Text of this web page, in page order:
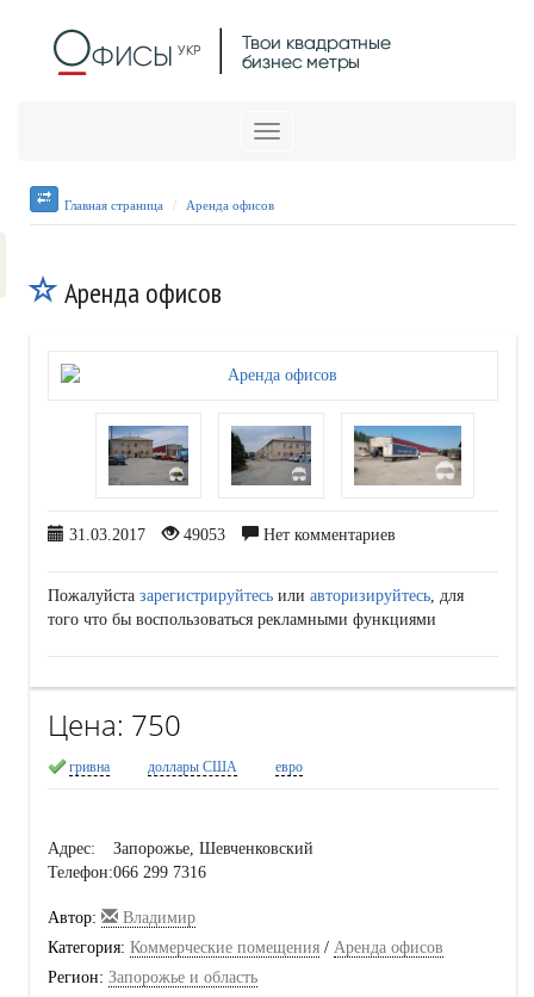
Меню
Главная страница Аренда офисов
Аренда офисов
31.03.2017 49053 Нет комментариев
Пожалуйста зарегистрируйтесь или авторизируйтесь, для
того что бы воспользоваться рекламными функциями
Цена: 750
гривна доллары США евро
Адрес:
Запорожье, Шевченковский
Телефон:066 299 7316
Автор:
Владимир
Категория: Коммерческие помещения / Аренда офисов
Регион: Запорожье и область